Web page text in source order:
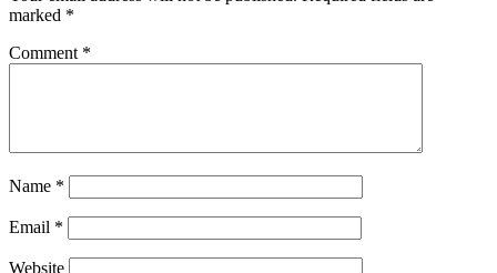
marked *
Comment *
Name *
Email *
Website